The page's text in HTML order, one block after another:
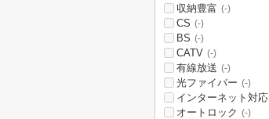
収納豊富 (-)
CS (-)
BS (-)
CATV (-)
有線放送 (-)
光ファイバー (-)
インターネット対応
オートロック (-)